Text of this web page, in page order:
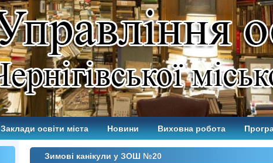
Заклади освіти міста Новини Виховна робота
Зимові канікули у ЗОШ №20